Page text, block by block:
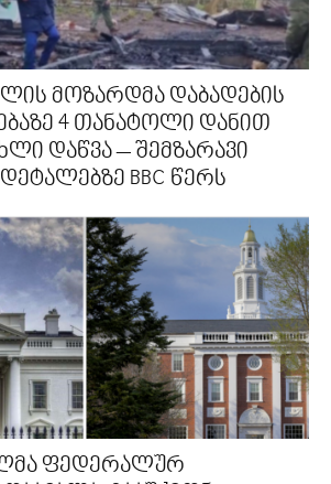
მოზარდმა დაბადების
4 თანატოლი დანით
დაწვა – შემზარავი
BBC წერს
ფედერალურ